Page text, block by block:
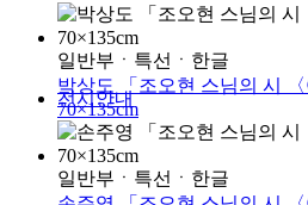
전시안내
일반부 ㆍ 특선 ㆍ 한글
박상도 「조오현 스님의 시 〈
70×135cm
일반부 ㆍ 특선 ㆍ 한글